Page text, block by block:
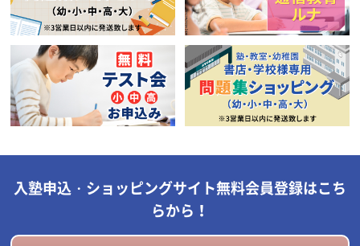
入塾申込・ショッピングサイト無料会員登録はこち
らから！